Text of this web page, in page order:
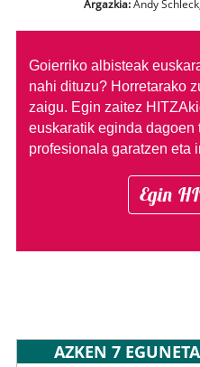
Argazkia:Andy
Goierriko albisteak
nahi dituzu? Horretarako
zaigu. Egin zaitez
euskaratik eginda dagoen
profesionala garatzen eta
Egin
AZKEN 7